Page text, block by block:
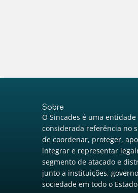
Sobre
O Sincades é uma
considerada referência no
de coordenar, proteger,
integrar e representar
segmento de atacado e
junto a instituições,
sociedade em todo o